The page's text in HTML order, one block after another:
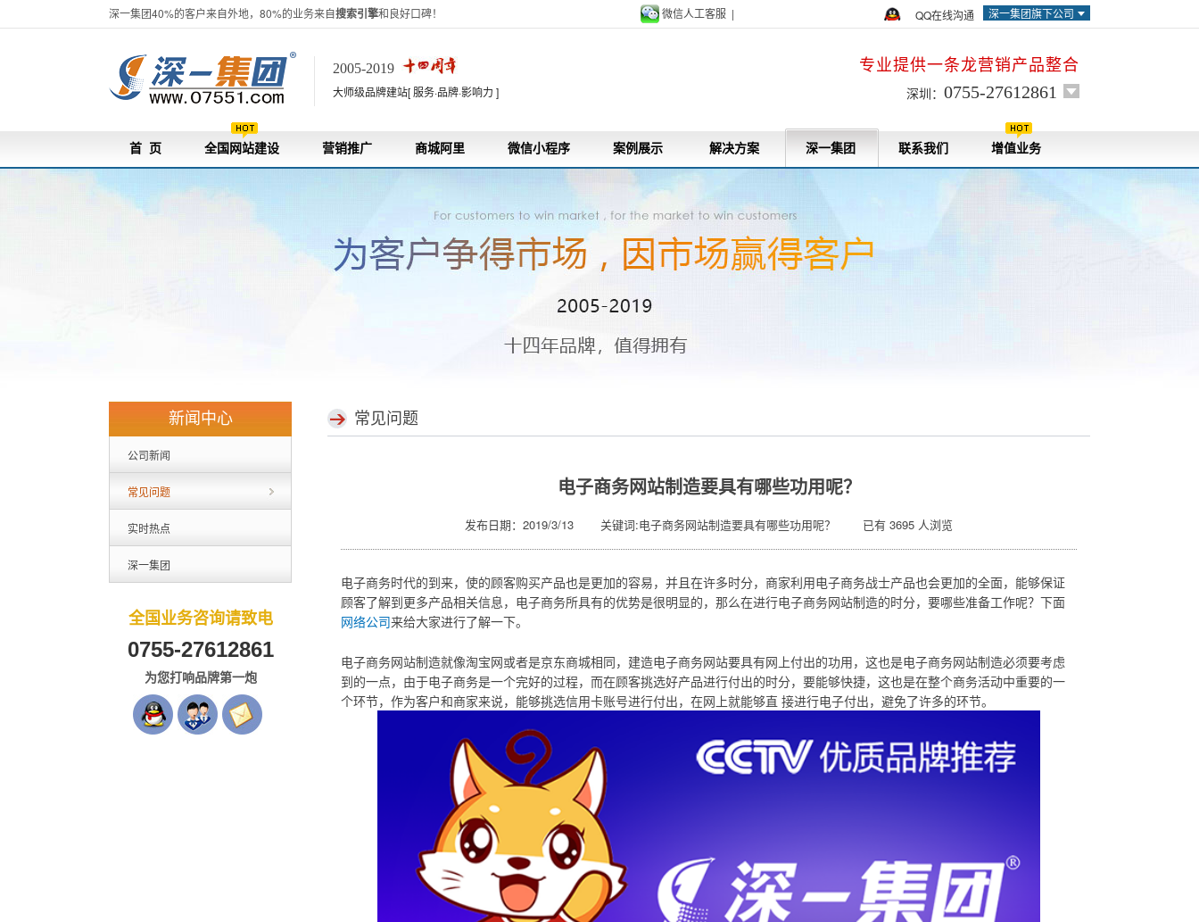
深一集团40%的客户来自外地，80%的业务来自搜索引擎和良好口碑！ 深一集团旗下公司
微信人工客服 | QQ在线沟通
2005-2019
大师级品牌建站[ 服务·品牌·影响力 ]
专业提供一条龙营销产品整合
深圳： 0755-27612861
首 页 全国网站建设 营销推广 商城阿里 微信小程序 案例展示 解决方案 深一集团 联系我们 增值业务
新闻中心
公司新闻
常见问题
实时热点
深一集团
全国业务咨询请致电
0755-27612861
为您打响品牌第一炮
常见问题
电子商务网站制造要具有哪些功用呢？
发布日期：2019/3/13 关键词:电子商务网站制造要具有哪些功用呢？ 已有 3695 人浏览
电子商务时代的到来，使的顾客购买产品也是更加的容易，并且在许多时分，商家利用电子商务战士产品也会更加的全面，能够保证
顾客了解到更多产品相关信息，电子商务所具有的优势是很明显的，那么在进行电子商务网站制造的时分，要哪些准备工作呢？下面
网络公司来给大家进行了解一下。
电子商务网站制造就像淘宝网或者是京东商城相同，建造电子商务网站要具有网上付出的功用，这也是电子商务网站制造必须要考虑
到的一点，由于电子商务是一个完好的过程，而在顾客挑选好产品进行付出的时分，要能够快捷，这也是在整个商务活动中重要的一
个环节，作为客户和商家来说，能够挑选信用卡账号进行付出，在网上就能够直 接进行电子付出，避免了许多的环节。